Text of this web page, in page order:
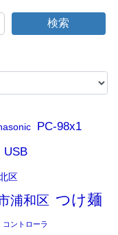
検索
PC-98x1
USB
区
浦和区 つけ麺
コントローラ